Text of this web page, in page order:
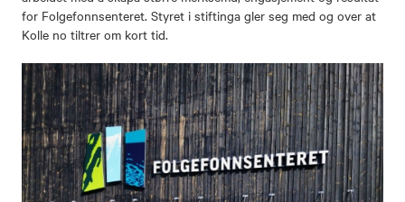
for Folgefonnsenteret. Styret i stiftinga gler seg med og over at
Kolle no tiltrer om kort tid.